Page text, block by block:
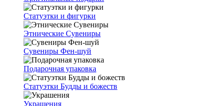
Статуэтки и фигурки
Этнические Сувениры
Сувениры Фен-шуй
Подарочная упаковка
Статуэтки Будды и божеств
Украшения